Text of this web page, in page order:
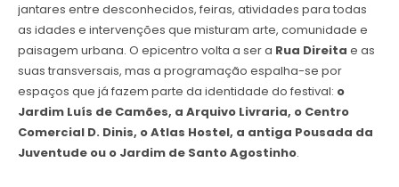
jantares entre desconhecidos, feiras, atividades para todas
as idades e intervenções que misturam arte, comunidade e
paisagem urbana. O epicentro volta a ser a Rua Direita e as
suas transversais, mas a programação espalha-se por
espaços que já fazem parte da identidade do festival: o
Jardim Luís de Camões, a Arquivo Livraria, o Centro
Comercial D. Dinis, o Atlas Hostel, a antiga Pousada da
Juventude ou o Jardim de Santo Agostinho.